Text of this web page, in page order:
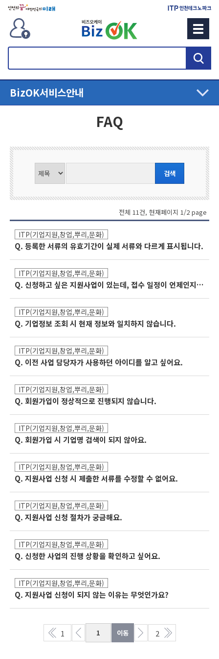
검
BizOK서비스안내
FAQ
전체 11건, 현재페이지 1/2 page
ITP(기업지원,창업,뿌리,문화)
Q. 등록한 서류의 유효기간이 실제 서류와 다르게 표시됩니다.
ITP(기업지원,창업,뿌리,문화)
Q. 신청하고 싶은 지원사업이 있는데, 접수 일정이 언제인지 알고 싶습니다.
ITP(기업지원,창업,뿌리,문화)
Q. 기업정보 조회 시 현재 정보와 일치하지 않습니다.
ITP(기업지원,창업,뿌리,문화)
Q. 이전 사업 담당자가 사용하던 아이디를 알고 싶어요.
ITP(기업지원,창업,뿌리,문화)
Q. 회원가입이 정상적으로 진행되지 않습니다.
ITP(기업지원,창업,뿌리,문화)
Q. 회원가입 시 기업명 검색이 되지 않아요.
ITP(기업지원,창업,뿌리,문화)
Q. 지원사업 신청 시 제출한 서류를 수정할 수 없어요.
ITP(기업지원,창업,뿌리,문화)
Q. 지원사업 신청 절차가 궁금해요.
ITP(기업지원,창업,뿌리,문화)
Q. 신청한 사업의 진행 상황을 확인하고 싶어요.
ITP(기업지원,창업,뿌리,문화)
Q. 지원사업 신청이 되지 않는 이유는 무엇인가요?
1 2